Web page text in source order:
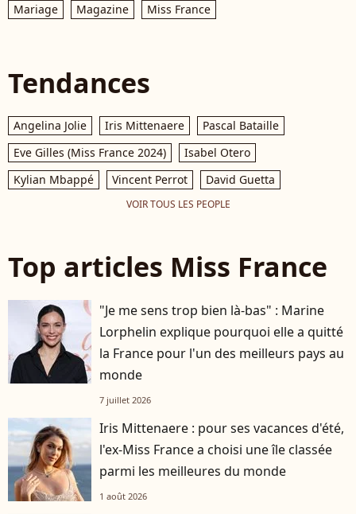
Mariage
Magazine Miss France
Tendances
Angelina Jolie Iris Mittenaere
Pascal Bataille
Eve Gilles (Miss France 2024)
Isabel Otero
Kylian Mbappé
Vincent Perrot David Guetta
VOIR TOUS LES PEOPLE
Top articles Miss France
"Je me sens trop bien là-bas" : Marine
Lorphelin explique pourquoi elle a quitté
la France pour l'un des meilleurs pays au
monde
7 juillet 2026
Iris Mittenaere : pour ses vacances d'été,
l'ex-Miss France a choisi une île classée
parmi les meilleures du monde
1 août 2026